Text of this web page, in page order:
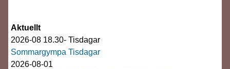
Aktuellt
2026-08 18.30- Tisdagar
Sommargympa Tisdagar
2026-08-01